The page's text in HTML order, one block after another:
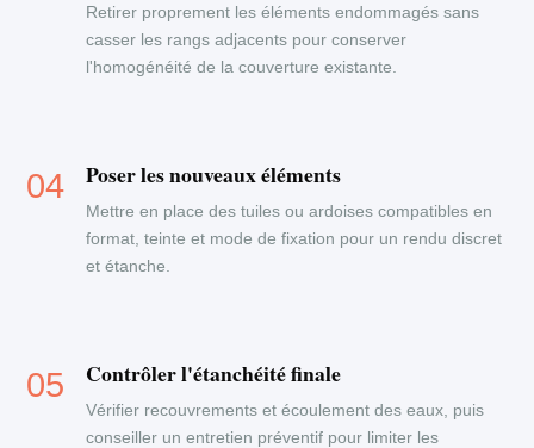
Retirer proprement les éléments endommagés sans
casser les rangs adjacents pour conserver
l'homogénéité de la couverture existante.
Poser les nouveaux éléments
Mettre en place des tuiles ou ardoises compatibles en
format, teinte et mode de fixation pour un rendu discret
et étanche.
Contrôler l'étanchéité finale
Vérifier recouvrements et écoulement des eaux, puis
conseiller un entretien préventif pour limiter les